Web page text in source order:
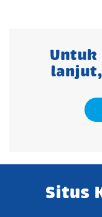
Untuk
Situs